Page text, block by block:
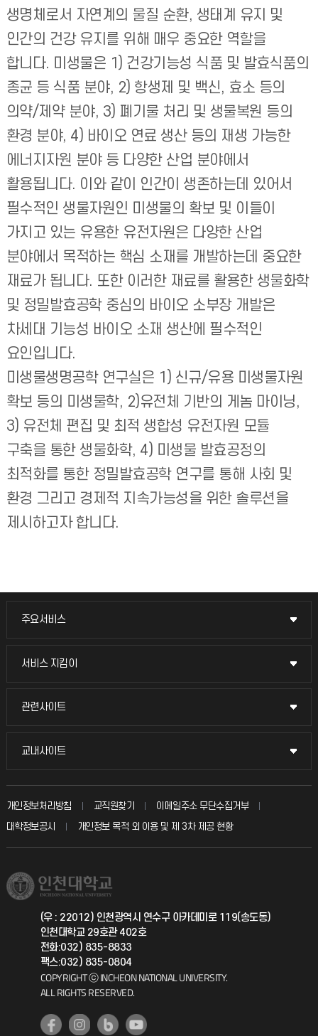
생명체로서 자연계의 물질 순환, 생태계 유지 및
인간의 건강 유지를 위해 매우 중요한 역할을
합니다. 미생물은 1) 건강기능성 식품 및 발효식품의
종균 등 식품 분야, 2) 항생제 및 백신, 효소 등의
의약/제약 분야, 3) 폐기물 처리 및 생물복원 등의
환경 분야, 4) 바이오 연료 생산 등의 재생 가능한
에너지자원 분야 등 다양한 산업 분야에서
활용됩니다. 이와 같이 인간이 생존하는데 있어서
필수적인 생물자원인 미생물의 확보 및 이들이
가지고 있는 유용한 유전자원은 다양한 산업
분야에서 목적하는 핵심 소재를 개발하는데 중요한
재료가 됩니다. 또한 이러한 재료를 활용한 생물화학
및 정밀발효공학 중심의 바이오 소부장 개발은
차세대 기능성 바이오 소재 생산에 필수적인
요인입니다.
미생물생명공학 연구실은 1) 신규/유용 미생물자원
확보 등의 미생물학, 2)유전체 기반의 게놈 마이닝,
3) 유전체 편집 및 최적 생합성 유전자원 모듈
구축을 통한 생물화학, 4) 미생물 발효공정의
최적화를 통한 정밀발효공학 연구를 통해 사회 및
환경 그리고 경제적 지속가능성을 위한 솔루션을
제시하고자 합니다.
주요서비스
주요서비스
교무회의방송
입학안내
취업정보(학생)
서비스 지킴이
서비스 지킴이
묻고 답하기
칭찬마당
학생서비스 지킴이
관련사이트
관련사이트
국방헬프콜
총동문회
교내사이트
교내사이트
교수회
교육혁신본부
국제지원과
공자아카데미
기초교육원
개인정보처리방침 교직원찾기
이메일주소 무단수집거부
대학정보공시
개인정보 목적 외 이용 및 제 3차 제공 현황
(우 : 22012) 인천광역시 연수구 아카데미로 119(송도동)
인천대학교 29호관 402호
전화:032) 835-8833
팩스:032) 835-0804
COPYRIGHT ⓒ INCHEON NATIONAL UNIVERSITY.
ALL RIGHTS RESERVED.